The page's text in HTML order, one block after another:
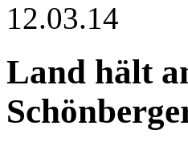
12.03.14
Land hält